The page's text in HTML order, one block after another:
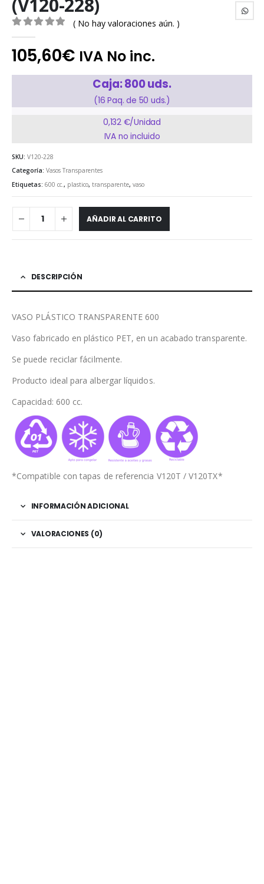
(V120-228)
( No hay valoraciones aún. )
105,60€ IVA No inc.
Caja: 800 uds.
(16 Paq. de 50 uds.)
0,132 €/Unidad
IVA no incluido
SKU: V120-228
Categoría: Vasos Transparentes
Etiquetas: 600 cc. , plastico, transparente, vaso
AÑADIR AL CARRITO
DESCRIPCIÓN
VASO PLÁSTICO TRANSPARENTE 600
Vaso fabricado en plástico PET, en un acabado transparente.
Se puede reciclar fácilmente.
Producto ideal para albergar líquidos.
Capacidad: 600 cc.
*Compatible con tapas de referencia V120T / V120TX*
INFORMACIÓN ADICIONAL
VALORACIONES (0)